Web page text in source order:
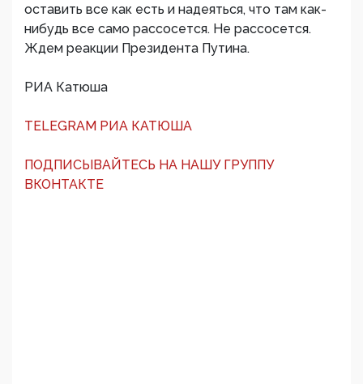
оставить все как есть и надеяться, что там как-
нибудь все само рассосется. Не рассосется.
Ждем реакции Президента Путина.
РИА Катюша
TELEGRAM РИА КАТЮША
ПОДПИСЫВАЙТЕСЬ НА НАШУ ГРУППУ
ВКОНТАКТЕ